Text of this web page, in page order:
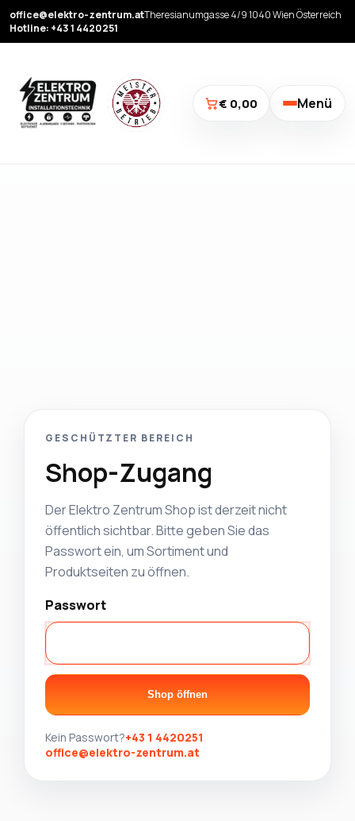
office@elektro-zentrum.atTheresianumgasse 4/9 1040 Wien Österreich
Hotline: +43 1 4420251
€ 0,00 Menü
GESCHÜTZTER BEREICH
Shop-Zugang
Der Elektro Zentrum Shop ist derzeit nicht
öffentlich sichtbar. Bitte geben Sie das
Passwort ein, um Sortiment und
Produktseiten zu öffnen.
Passwort
Shop öffnen
Kein Passwort?+43 1 4420251
office@elektro-zentrum.at